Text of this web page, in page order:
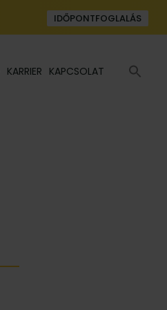
IDŐPONTFOGLALÁS
KARRIER KAPCSOLAT